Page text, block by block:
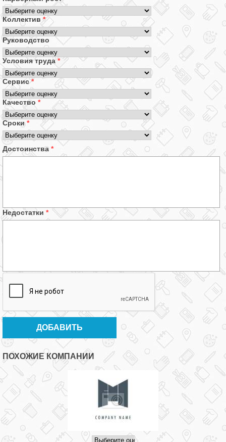
Коллектив*
Руководство
Условия труда*
Сервис*
Качество *
Сроки *
Достоинства *
Недостатки *
ПОХОЖИЕ КОМПАНИИ